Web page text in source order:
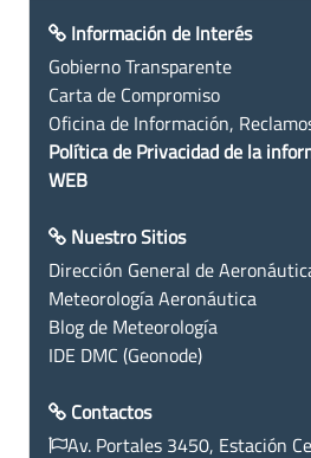
Información de Interés
Gobierno Transparente
Carta de Compromiso
Oficina de Información,
Política de Privacidad de la
WEB
Nuestro Sitios
Dirección General de
Meteorología Aeronáutica
Blog de Meteorología
IDE DMC (Geonode)
Contactos
Av. Portales 3450, Estación